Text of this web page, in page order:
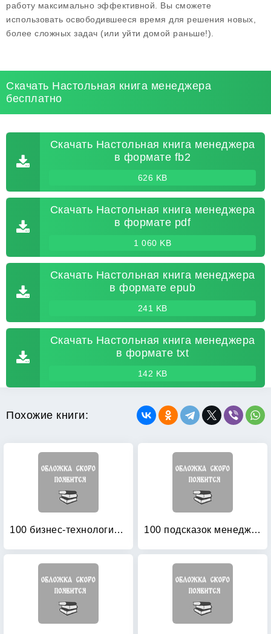
работу максимально эффективной. Вы сможете
использовать освободившееся время для решения новых,
более сложных задач (или уйти домой раньше!).
Скачать Настольная книга менеджера
бесплатно
Скачать Настольная книга менеджера
в формате fb2
626 KB
Скачать Настольная книга менеджера
в формате pdf
1 060 KB
Скачать Настольная книга менеджера
в формате epub
241 KB
Скачать Настольная книга менеджера
в формате txt
142 KB
Похожие книги:
100 бизнес-технологий: Как поднять компанию на новый уровень 100 подсказок менеджеру по продажам